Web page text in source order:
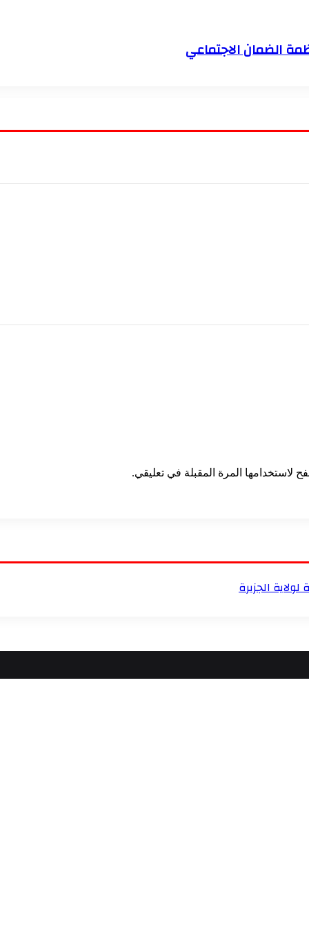
الضمان الاجتماعي
لاستخدامها المرة المقبلة في تعليقي.
الجزيرة